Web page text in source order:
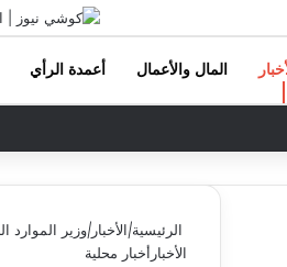
المال والأعمال أعمدة الرأي
الرئيسية|الأخبار|وزير الموارد
الأخبار أخبار محلية